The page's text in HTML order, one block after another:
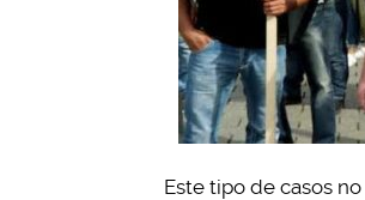
Este tipo de casos